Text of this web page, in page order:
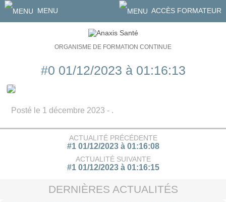
MENU ACCÈS FORMATEUR
ORGANISME DE FORMATION CONTINUE
#0 01/12/2023 à 01:16:13
Posté le 1 décembre 2023 - .
ACTUALITÉ PRÉCÉDENTE
#1 01/12/2023 à 01:16:08
ACTUALITÉ SUIVANTE
#1 01/12/2023 à 01:16:15
DERNIÈRES ACTUALITÉS